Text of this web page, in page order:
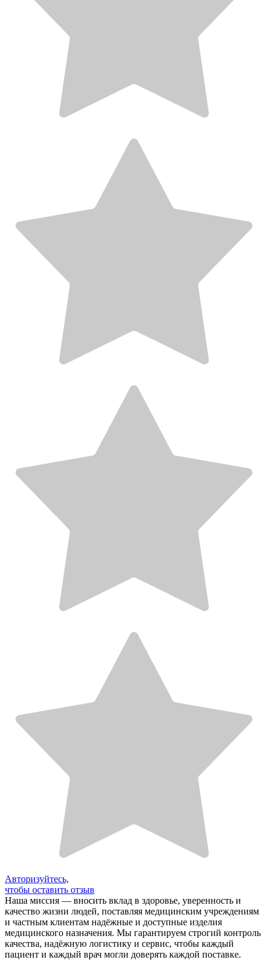
Авторизуйтесь,
чтобы оставить отзыв
Наша миссия — вносить вклад в здоровье, уверенность и
качество жизни людей, поставляя медицинским учреждениям
и частным клиентам надёжные и доступные изделия
медицинского назначения. Мы гарантируем строгий контроль
качества, надёжную логистику и сервис, чтобы каждый
пациент и каждый врач могли доверять каждой поставке.